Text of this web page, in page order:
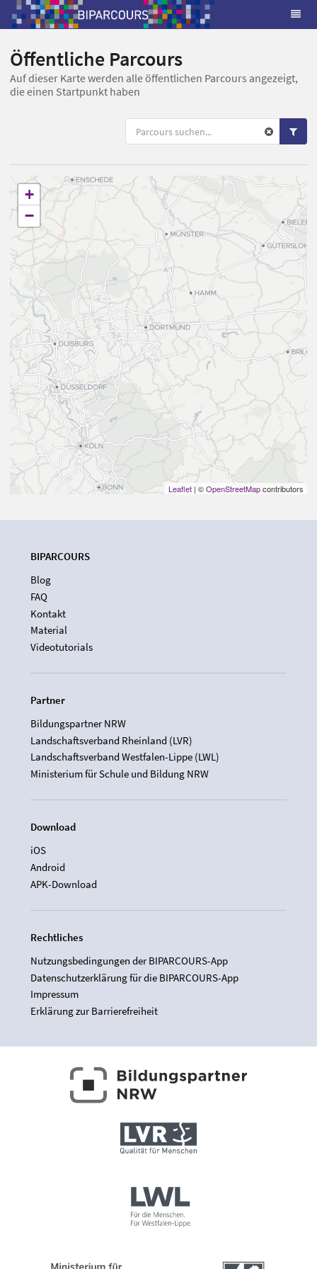
Öffentliche Parcours
Auf dieser Karte werden alle öffentlichen Parcours angezeigt,
die einen Startpunkt haben
+
−
Leaflet | ©OpenStreetMapcontributors
BIPARCOURS
Blog
FAQ
Kontakt
Material
Videotutorials
Partner
Bildungspartner NRW
Landschaftsverband Rheinland (LVR)
Landschaftsverband Westfalen-Lippe (LWL)
Ministerium für Schule und Bildung NRW
Download
iOS
Android
APK-Download
Rechtliches
Nutzungsbedingungen der BIPARCOURS-App
Datenschutzerklärung für die BIPARCOURS-App
Impressum
Erklärung zur Barrierefreiheit